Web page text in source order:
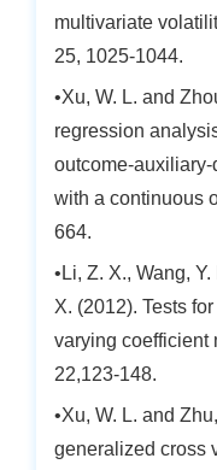
multivariate
25, 1025-1044.
•Xu, W. L. and
regression
outcome-
with a continuous
664.
•Li, Z. X., Wang,
X. (2012). Tests
varying coefficient
22,123-148.
•Xu, W. L. and
generalized cross